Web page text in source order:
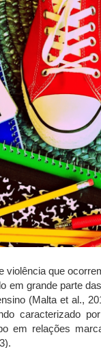
violência que
em grande parte
(Malta et al.,
caracterizado
em relações